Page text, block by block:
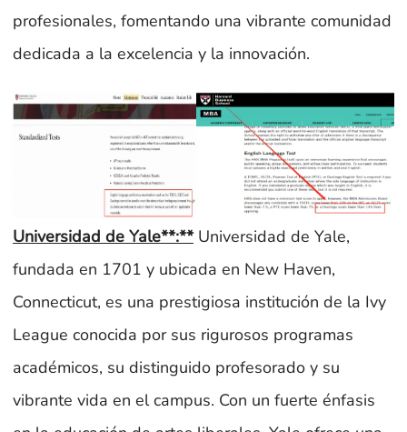
profesionales, fomentando una vibrante comunidad
dedicada a la excelencia y la innovación.
Universidad de Yale**:**Universidad de Yale,
fundada en 1701 y ubicada en New Haven,
Connecticut, es una prestigiosa institución de la Ivy
League conocida por sus rigurosos programas
académicos, su distinguido profesorado y su
vibrante vida en el campus. Con un fuerte énfasis